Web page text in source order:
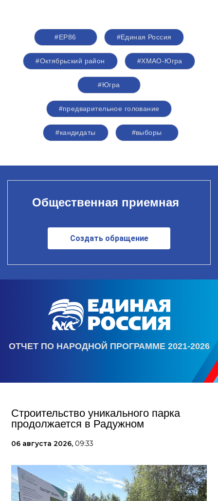
#ЕР86 #Единая Россия
#Октябрьский район #ХМАО-Югра
#Югра
#предварительное голование
#кандидаты #выборы
Общественная приемная
Создать обращение
ОТЧЕТ ПО НАРОДНОЙ ПРОГРАММЕ 2021-2026
Строительство уникального парка
продолжается в Радужном
06 августа 2026, 09:33